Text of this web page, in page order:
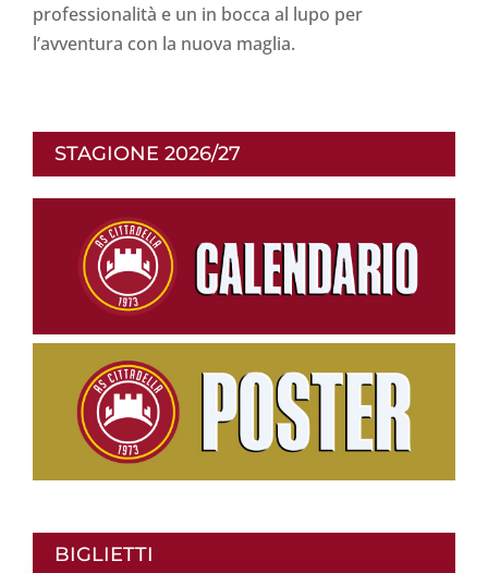
professionalità e un in bocca al lupo per
l’avventura con la nuova maglia.
STAGIONE 2026/27
BIGLIETTI